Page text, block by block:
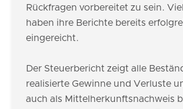
Rückfragen vorbereitet zu sein.
haben ihre Berichte bereits
eingereicht.
Der Steuerbericht zeigt alle
realisierte Gewinne und Verluste
auch als Mittelherkunftsnachweis